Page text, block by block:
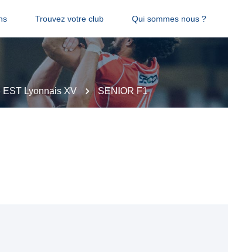
Trouvez votre club Qui sommes nous ?
EST Lyonnais XV SENIOR F1